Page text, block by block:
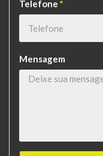
Telefone *
Mensagem